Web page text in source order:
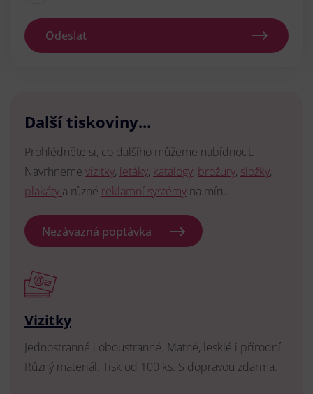
Odeslat
Další tiskoviny...
Prohlédněte si, co dalšího můžeme nabídnout.
Navrhneme vizitky, letáky, katalogy, brožury, složky,
plakáty a různé reklamní systémy na míru.
Nezávazná poptávka
Vizitky
Jednostranné i oboustranné. Matné, lesklé i přírodní.
Různý materiál. Tisk od 100 ks. S dopravou zdarma.